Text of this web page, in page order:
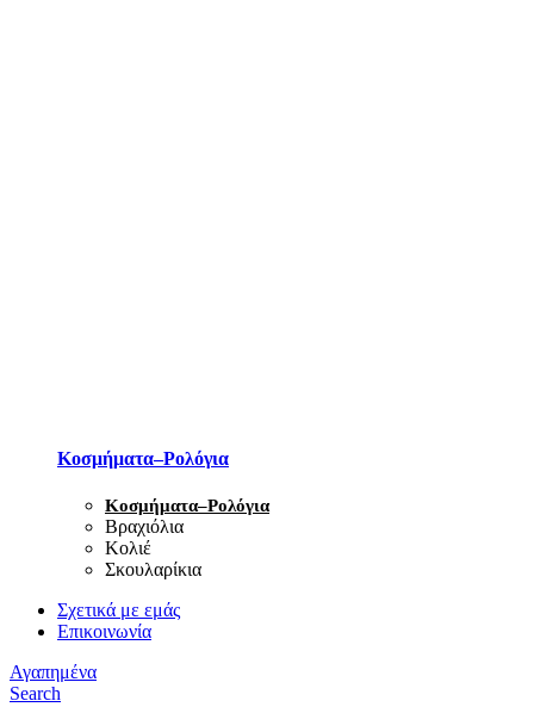
Κοσμήματα–Ρολόγια
Κοσμήματα–Ρολόγια
Βραχιόλια
Κολιέ
Σκουλαρίκια
Σχετικά με εμάς
Επικοινωνία
Αγαπημένα
Search